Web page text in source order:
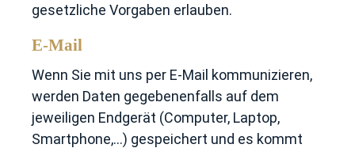
gesetzliche Vorgaben erlauben.
E-Mail
Wenn Sie mit uns per E-Mail kommunizieren,
werden Daten gegebenenfalls auf dem
jeweiligen Endgerät (Computer, Laptop,
Smartphone,…) gespeichert und es kommt